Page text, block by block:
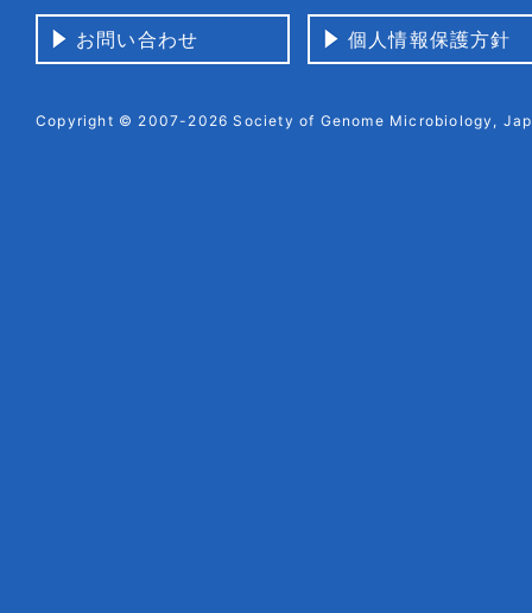
お問い合わせ 個人情報保護方針
Copyright © 2007-2026 Society of Genome Microbiology,